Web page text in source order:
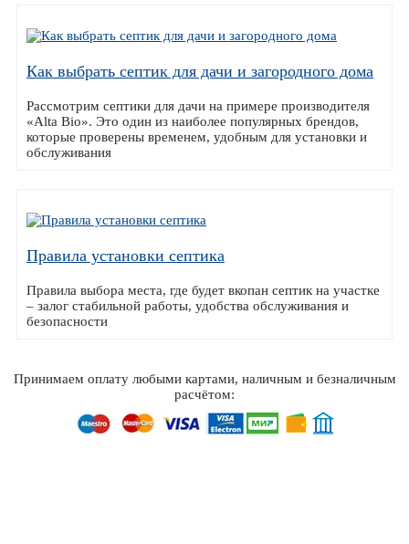
Как выбрать септик для дачи и загородного дома
Рассмотрим септики для дачи на примере производителя
«Alta Bio». Это один из наиболее популярных брендов,
которые проверены временем, удобным для установки и
обслуживания
Правила установки септика
Правила выбора места, где будет вкопан септик на участке
– залог стабильной работы, удобства обслуживания и
безопасности
Принимаем оплату любыми картами, наличным и безналичным
расчётом: